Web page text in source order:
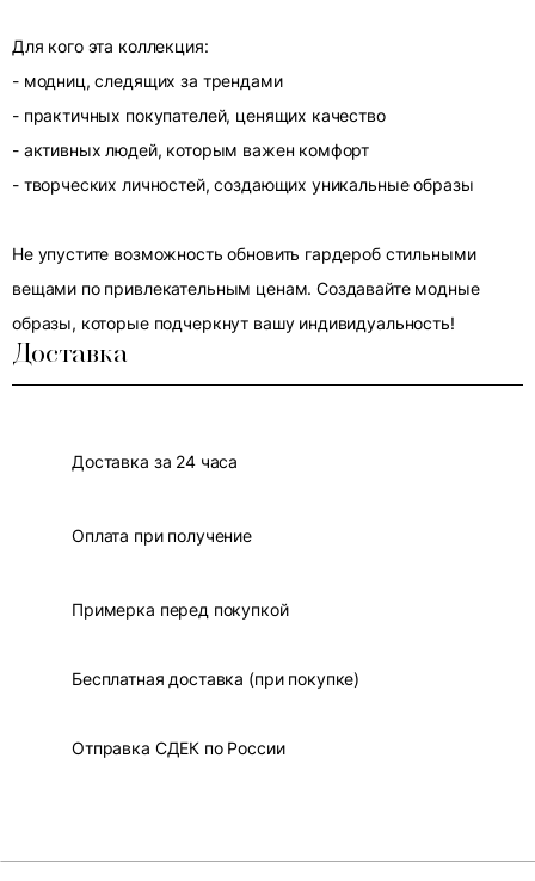
Для кого эта коллекция:
- модниц, следящих за трендами
- практичных покупателей, ценящих качество
- активных людей, которым важен комфорт
- творческих личностей, создающих уникальные образы
Не упустите возможность обновить гардероб стильными
вещами по привлекательным ценам. Создавайте модные
образы, которые подчеркнут вашу индивидуальность!
Доставка
Доставка за 24 часа
Оплата при получение
Примерка перед покупкой
Бесплатная доставка (при покупке)
Отправка СДЕК по России